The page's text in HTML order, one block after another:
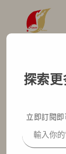
探索
立即訂閱